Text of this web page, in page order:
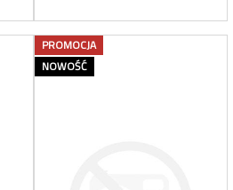
PROMOCJA
NOWOŚĆ